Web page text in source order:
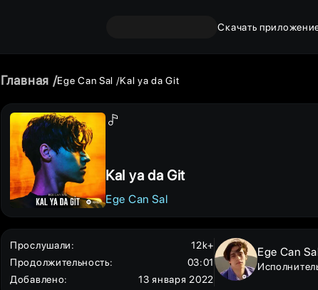
Скачать
Главная Ege Can Sal Kal ya da Git
Kal ya da Git
Ege Can Sal
Прослушали:
12k+
Продолжительность:
03:01
Добавлено: 13 января 2022
Ege Can